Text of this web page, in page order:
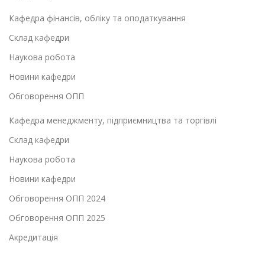
Кафедра фінансів, обліку та оподаткування
Склад кафедри
Наукова робота
Новини кафедри
Обговорення ОПП
Кафедра менеджменту, підприємництва та торгівлі
Склад кафедри
Наукова робота
Новини кафедри
Обговорення ОПП 2024
Обговорення ОПП 2025
Акредитація